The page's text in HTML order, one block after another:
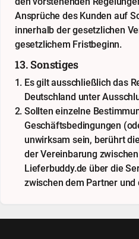
Ansprüche des Kunden auf
innerhalb der gesetzlichen
gesetzlichem Fristbeginn.
13. Sonstiges
Es gilt ausschließlich das
Deutschland unter
Sollten einzelne
Geschäftsbedingungen
unwirksam sein, berührt
der Vereinbarung
Lieferbuddy.de über die
zwischen dem Partner und